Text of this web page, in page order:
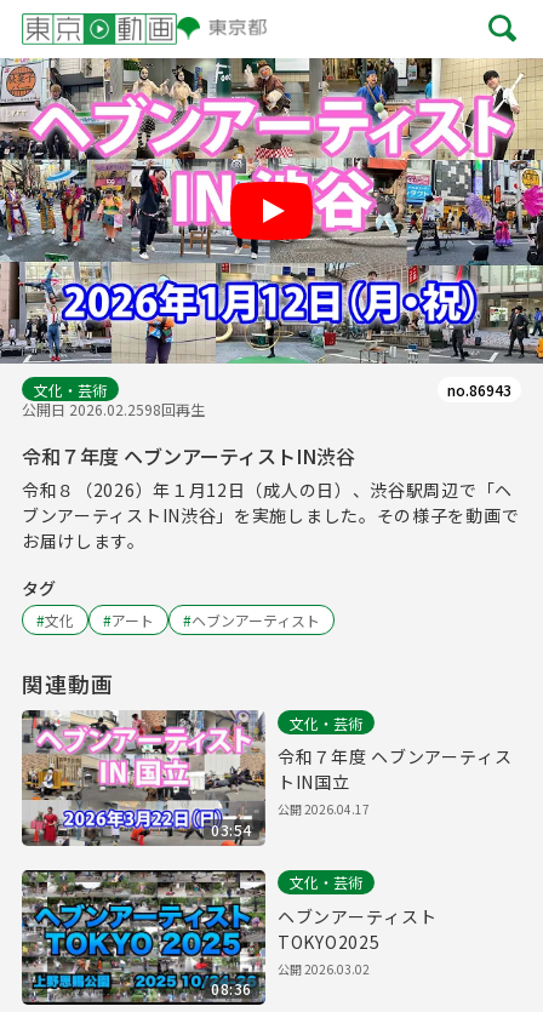
Play
文化・芸術
公開日 2026.02.2598回再生
no.86943
令和７年度 ヘブンアーティストIN渋谷
令和８（2026）年１月12日（成人の日）、渋谷駅周辺で「ヘ
ブンアーティストIN渋谷」を実施しました。その様子を動画で
お届けします。
タグ
#文化 #アート #ヘブンアーティスト
関連動画
03:54
文化・芸術
令和７年度 ヘブンアーティス
トIN国立
公開2026.04.17
08:36
文化・芸術
ヘブンアーティスト
TOKYO2025
公開2026.03.02